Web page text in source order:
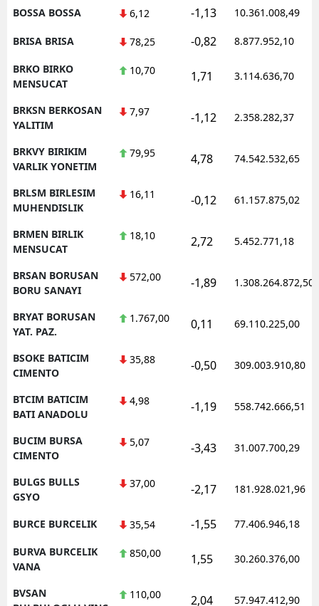
BOSSA BOSSA 6,12 -1,13 10.361.008,49
BRISA BRISA 78,25 -0,82 8.877.952,10
BRKO BIRKO
MENSUCAT
10,70 1,71 3.114.636,70
BRKSN BERKOSAN
YALITIM
7,97 -1,12 2.358.282,37
BRKVY BIRIKIM
VARLIK YONETIM
79,95 4,78 74.542.532,65
BRLSM BIRLESIM
MUHENDISLIK
16,11 -0,12 61.157.875,02
BRMEN BIRLIK
MENSUCAT
18,10 2,72 5.452.771,18
BRSAN BORUSAN
BORU SANAYI
572,00 -1,89 1.308.264.872,50
BRYAT BORUSAN
YAT. PAZ.
1.767,00 0,11 69.110.225,00
BSOKE BATICIM
CIMENTO
35,88 -0,50 309.003.910,80
BTCIM BATICIM
BATI ANADOLU
4,98 -1,19 558.742.666,51
BUCIM BURSA
CIMENTO
5,07 -3,43 31.007.700,29
BULGS BULLS
GSYO
37,00 -2,17 181.928.021,96
BURCE BURCELIK 35,54 -1,55 77.406.946,18
BURVA BURCELIK
VANA
850,00 1,55 30.260.376,00
BVSAN
110,00 2,04 57.947.412,90